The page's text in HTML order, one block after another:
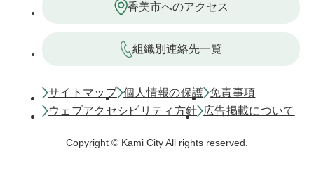
香美市へのアクセス
組織別連絡先一覧
サイトマップ 個人情報の保護 免責事項
ウェブアクセシビリティ方針
広告掲載について
Copyright © Kami City All rights reserved.